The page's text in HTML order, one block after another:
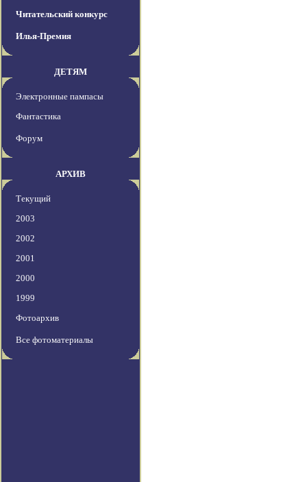
Читательский конкурс
Илья-Премия
ДЕТЯМ
Электронные пампасы
Фантастика
Форум
АРХИВ
Текущий
2003
2002
2001
2000
1999
Фотоархив
Все фотоматериалы